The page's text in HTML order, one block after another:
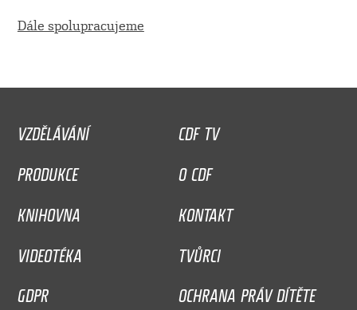
Dále spolupracujeme
VZDĚLÁVÁNÍ
CDF TV
PRODUKCE
O CDF
KNIHOVNA
KONTAKT
VIDEOTÉKA
TVŮRCI
GDPR
OCHRANA PRÁV DÍTĚTE